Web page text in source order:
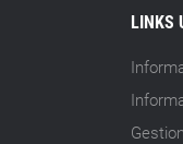
vecchie scorte
14.07.26 - 12:20
ESG degli
LINKS